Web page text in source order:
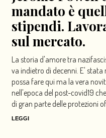
mandato è
stipendi.
sul mercato.
La storia d'amore tra
va indietro di decenni. E'
possa fare qui ma la vera
nell'epoca del post-covid19
di gran parte delle protezioni
LEGGI